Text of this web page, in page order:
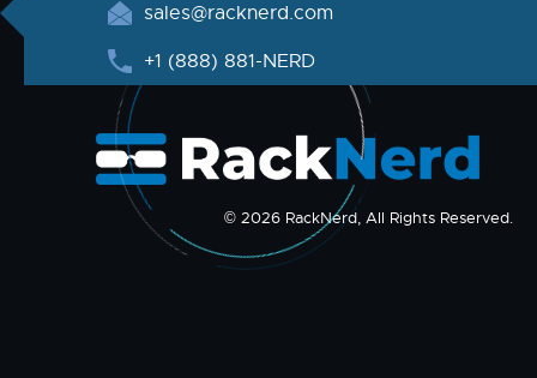
sales@racknerd.com
+1 (888) 881-NERD
© 2026 RackNerd, All Rights Reserved.